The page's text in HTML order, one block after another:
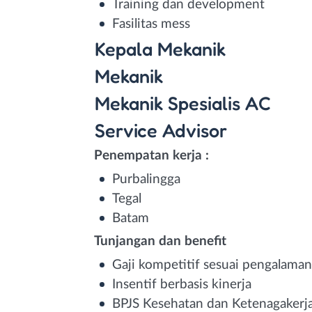
Training dan development
Fasilitas mess
Kepala Mekanik
Mekanik
Mekanik Spesialis AC
Service Advisor
Penempatan kerja :
Purbalingga
Tegal
Batam
Tunjangan dan benefit
Gaji kompetitif sesuai pengalaman
Insentif berbasis kinerja
BPJS Kesehatan dan